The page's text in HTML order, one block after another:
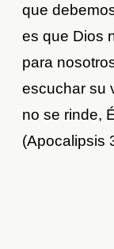
que
es que Dios
para
escuchar su
no se rinde,
(Apocalipsis